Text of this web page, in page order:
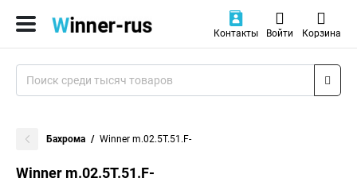
Контакты Войти Корзина
Бахрома Winner m.02.5T.51.F-
Winner m.02.5T.51.F-